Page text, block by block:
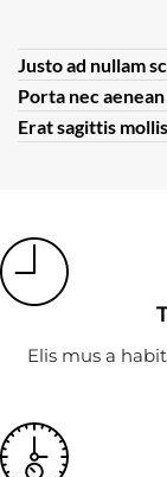
Justo ad nullam
Porta nec
Erat sagittis
Elis mus a